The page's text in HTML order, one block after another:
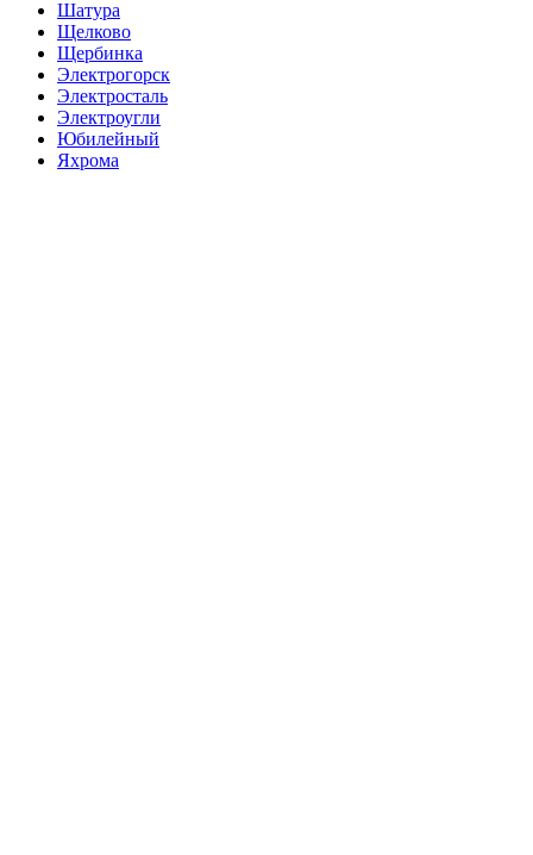
Шатура
Щелково
Щербинка
Электрогорск
Электросталь
Электроугли
Юбилейный
Яхрома